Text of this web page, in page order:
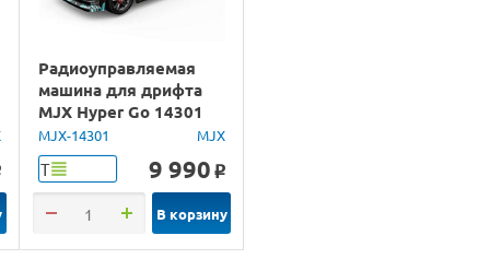
Радиоуправляемая
машина для дрифта
MJX Hyper Go 14301
Brushless 4WD 2.4G
LED 1/14 RTR
MJX-14301 MJX
Т 9 990 o
В корзину